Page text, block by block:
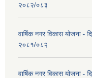
२०८२/०८३
वार्षिक नगर विकास योजना -
२०८१/०८२
वार्षिक नगर विकास योजना -